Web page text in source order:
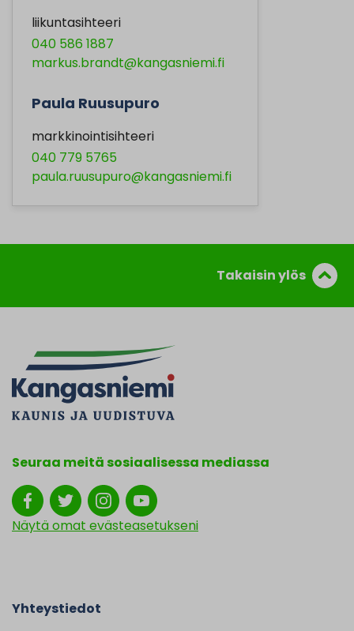
liikuntasihteeri
040 586 1887
markus.brandt@kangasniemi.fi
Paula Ruusupuro
markkinointisihteeri
040 779 5765
paula.ruusupuro@kangasniemi.fi
Takaisin ylös
Seuraa meitä sosiaalisessa mediassa
Näytä omat evästeasetukseni
Yhteystiedot